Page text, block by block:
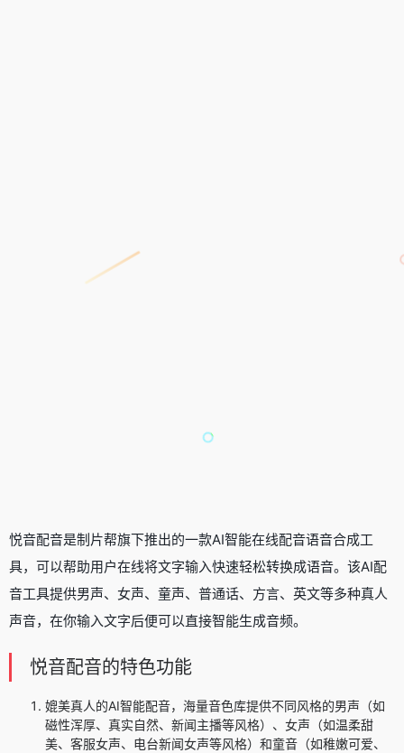
悦音配音是制片帮旗下推出的一款AI智能在线配音语音合成工
具，可以帮助用户在线将文字输入快速轻松转换成语音。该AI配
音工具提供男声、女声、童声、普通话、方言、英文等多种真人
声音，在你输入文字后便可以直接智能生成音频。
悦音配音的特色功能
媲美真人的AI智能配音，海量音色库提供不同风格的男声（如
磁性浑厚、真实自然、新闻主播等风格）、女声（如温柔甜
美、客服女声、电台新闻女声等风格）和童音（如稚嫩可爱、